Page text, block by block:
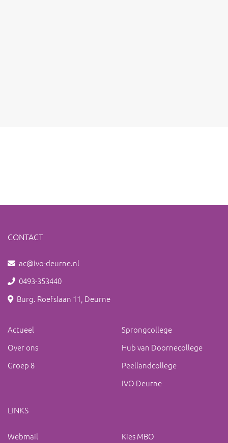
CONTACT
ac@ivo-deurne.nl
0493-353440
Burg. Roefslaan 11, Deurne
Actueel
Over ons
Groep 8
Sprongcollege
Hub van Doornecollege
Peellandcollege
IVO Deurne
LINKS
Webmail Kies MBO